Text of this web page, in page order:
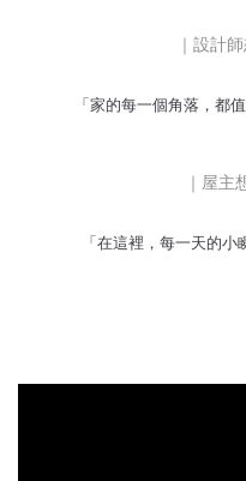
｜設計
「家的每一個角落，都
｜屋主
「在這裡，每一天的小